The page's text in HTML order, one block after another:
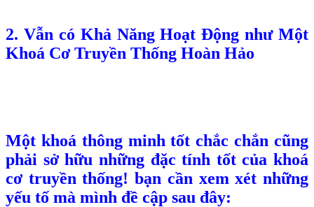
2. Vẫn có Khả Năng Hoạt Động như Một
Khoá Cơ Truyền Thống Hoàn Hảo
Một khoá thông minh tốt chắc chắn cũng
phải sở hữu những đặc tính tốt của khoá
cơ truyền thống! bạn cần xem xét những
yếu tố mà mình đề cập sau đây: